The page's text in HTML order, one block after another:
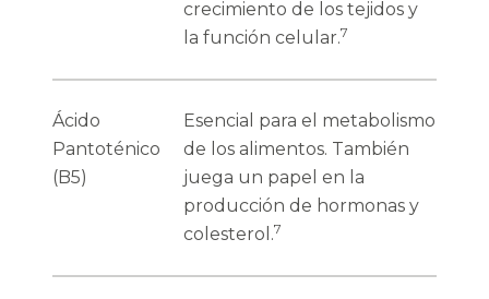
crecimiento de los tejidos y
la función celular.7
Ácido
Pantoténico
(B5)
Esencial para el metabolismo
de los alimentos. También
juega un papel en la
producción de hormonas y
colesterol.7